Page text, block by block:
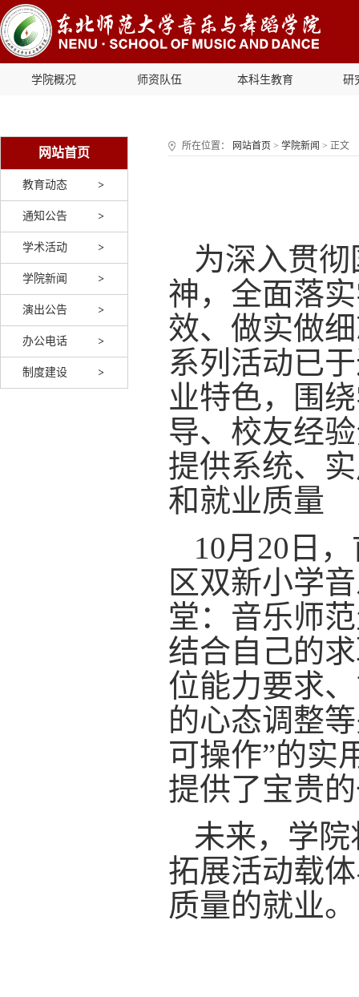
学院概况 师资队伍 本科生教育 研
网站首页
教育动态
通知公告
学术活动
学院新闻
演出公告
办公电话
制度建设
所在位置： 网站首页 > 学院新闻 > 正文
为深入贯
神，全面落
效、做实做
系列活动已
业特色，围
导、校友经
提供系统、
和就业质量
10月20日
区双新小学
堂：音乐师
结合自己的
位能力要求
的心态调整
可操作”的实
提供了宝贵
未来，学院
拓展活动载
质量的就业。